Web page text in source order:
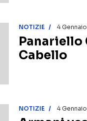
NOTIZIE 4
Panariello
Cabello
NOTIZIE 4